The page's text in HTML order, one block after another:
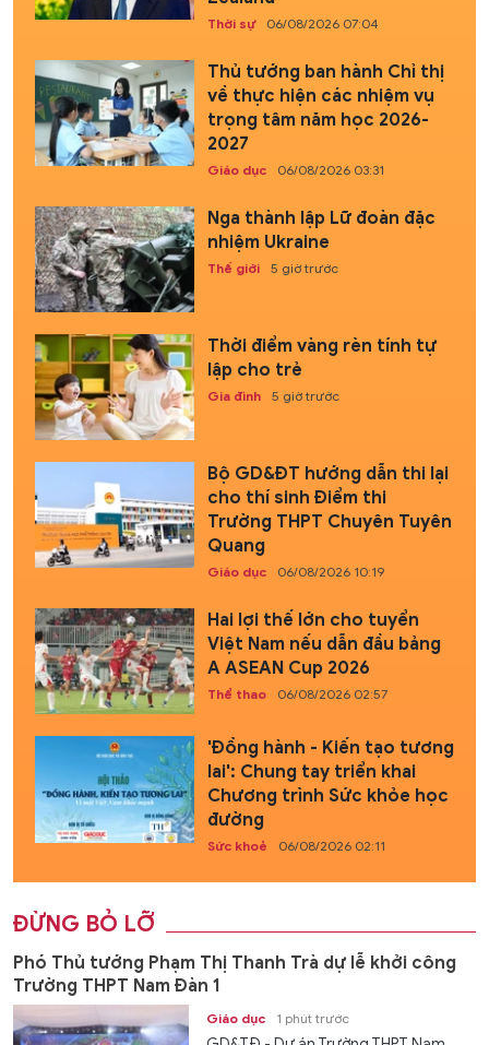
Thời sự 06/08/2026 07:04
Thủ tướng ban hành Chỉ thị
về thực hiện các nhiệm vụ
trọng tâm năm học 2026-
2027
Giáo dục 06/08/2026 03:31
Nga thành lập Lữ đoàn đặc
nhiệm Ukraine
Thế giới 5 giờ trước
Thời điểm vàng rèn tính tự
lập cho trẻ
Gia đình 5 giờ trước
Bộ GD&ĐT hướng dẫn thi lại
cho thí sinh Điểm thi
Trường THPT Chuyên Tuyên
Quang
Giáo dục 06/08/2026 10:19
Hai lợi thế lớn cho tuyển
Việt Nam nếu dẫn đầu bảng
A ASEAN Cup 2026
Thể thao 06/08/2026 02:57
'Đồng hành - Kiến tạo tương
lai': Chung tay triển khai
Chương trình Sức khỏe học
đường
Sức khoẻ 06/08/2026 02:11
ĐỪNG BỎ LỠ
Phó Thủ tướng Phạm Thị Thanh Trà dự lễ khởi công
Trường THPT Nam Đàn 1
Giáo dục 1 phút trước